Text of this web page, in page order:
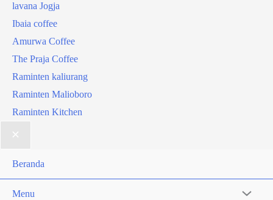
lavana Jogja
Ibaia coffee
Amurwa Coffee
The Praja Coffee
Raminten kaliurang
Raminten Malioboro
Raminten Kitchen
Beranda
Menu